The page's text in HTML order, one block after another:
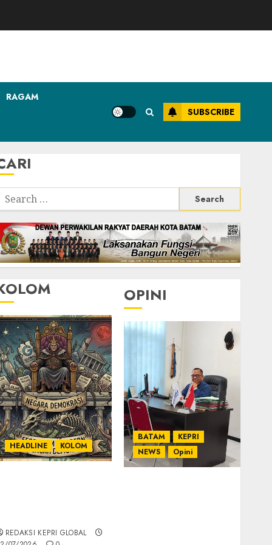
RAGAM
SUBSCRIBE
Search
HEADLINE KOLOM
REDAKSI KEPRI GLOBAL
OPINI
BATAM
KEPRI
NEWS
Opini